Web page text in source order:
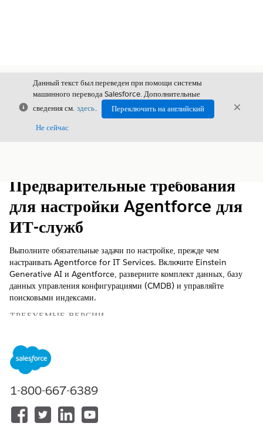
Закрыть
Данный текст был переведен при помощи системы
машинного перевода Salesforce. Дополнительные
сведения см. здесь.
Переключить на английский
Не сейчас
Предварительные требования
для настройки Agentforce для
ИТ-служб
Выполните обязательные задачи по настройке, прежде чем
настраивать Agentforce for IT Services. Включите Einstein
Generative AI и Agentforce, разверните комплект данных, базу
данных управления конфигурациями (CMDB) и управляйте
поисковыми индексами.
ТРЕБУЕМЫЕ ВЕРСИИ
Доступно в версиях: Lightning Experience
Доступно в версиях:
Agentforce IT Service.
Для включения Agentforce:
1-800-667-6389